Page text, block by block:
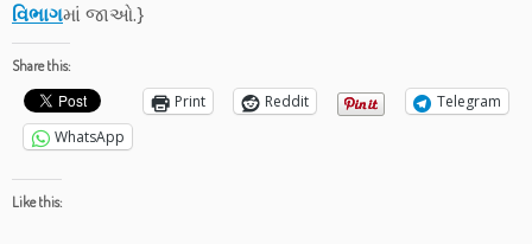
વિભાગમાં જાઓ.}
Share this:
Print Reddit
Telegram
WhatsApp
Like this: